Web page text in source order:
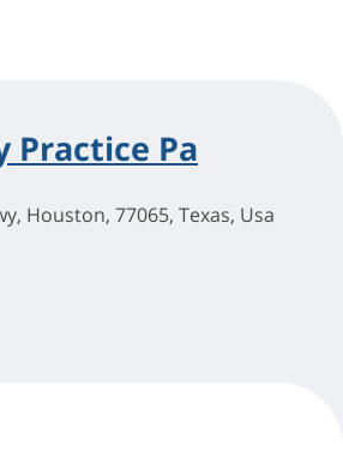
Practice Pa
Houston, 77065, Texas, Usa